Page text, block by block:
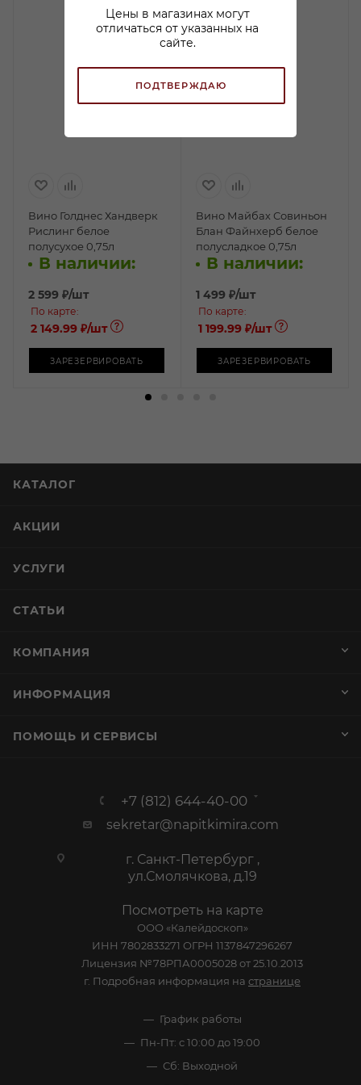
Цены в магазинах могут
отличаться от указанных на
сайте.
ПОДТВЕРЖДАЮ
Вино Голднес Хандверк
Рислинг белое
полусухое 0,75л
В наличии:
2 599 ₽/шт
По карте:
2 149.99 ₽/шт
ЗАРЕЗЕРВИРОВАТЬ
Вино Майбах Совиньон
Блан Файнхерб белое
полусладкое 0,75л
В наличии:
1 499 ₽/шт
По карте:
1 199.99 ₽/шт
ЗАРЕЗЕРВИРОВАТЬ
КАТАЛОГ
АКЦИИ
УСЛУГИ
СТАТЬИ
КОМПАНИЯ
ИНФОРМАЦИЯ
ПОМОЩЬ И СЕРВИСЫ
+7 (812) 644-40-00
sekretar@napitkimira.com
г. Санкт-Петербург ,
ул.Смолячкова, д.19
Посмотреть на карте
ООО «Калейдоскоп»
ИНН 7802833271 ОГРН 1137847296267
Лицензия №78РПА0005028 от 25.10.2013
г. Подробная информация на странице
График работы
Пн-Пт: с 10:00 до 19:00
Сб: Выходной